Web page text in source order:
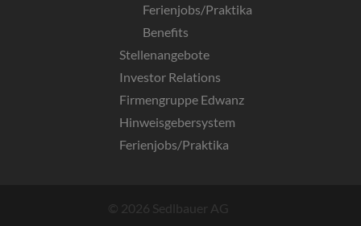
Ferienjobs/Praktika
Benefits
Stellenangebote
Investor Relations
Firmengruppe Edwanz
Hinweisgebersystem
Ferienjobs/Praktika
© 2026 Sedlbauer AG